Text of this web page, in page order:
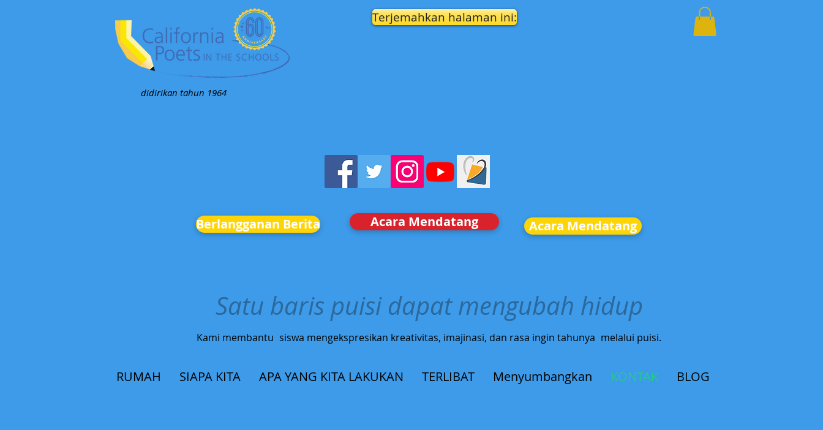
didirikan tahun 1964
Terjemahkan halaman ini:
Berlangganan Berita Acara Mendatang Acara Mendatang
Satu baris puisi dapat mengubah hidup
Kami membantu siswa mengekspresikan kreativitas, imajinasi, dan rasa ingin tahunya melalui puisi.
RUMAH SIAPA KITA APA YANG KITA LAKUKAN TERLIBAT Menyumbangkan KONTAK BLOG